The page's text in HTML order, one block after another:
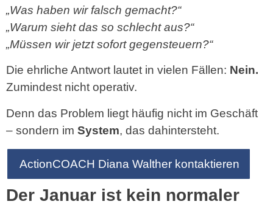
„Was haben wir falsch gemacht?“
„Warum sieht das so schlecht aus?“
„Müssen wir jetzt sofort gegensteuern?“
Die ehrliche Antwort lautet in vielen Fällen: Nein.
Zumindest nicht operativ.
Denn das Problem liegt häufig nicht im Geschäft
– sondern im System, das dahintersteht.
ActionCOACH Diana Walther kontaktieren
Der Januar ist kein normaler